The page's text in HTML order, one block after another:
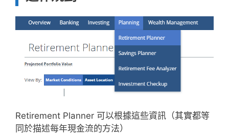
Retirement Planner 可以根據這些資訊（其實都等
同於描述每年現金流的方法）